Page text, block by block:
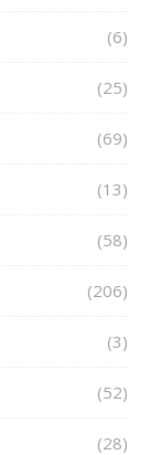
(6)
(25)
(69)
(13)
(58)
(206)
(3)
(52)
(28)